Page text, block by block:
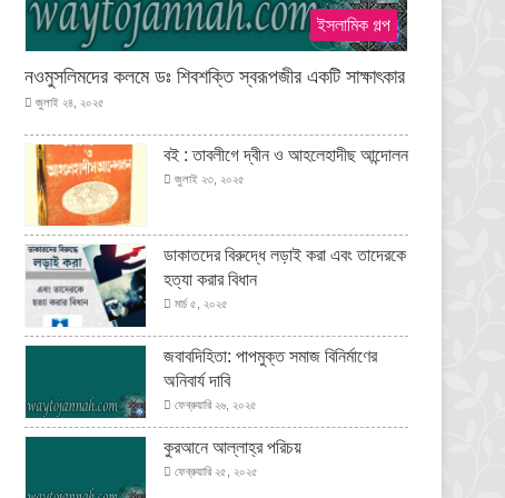
ইসলামিক গল্প
নওমুসলিমদের কলমে ডঃ শিবশক্তি স্বরূপজীর একটি সাক্ষাৎকার
জুলাই ২৪, ২০২৫
বই : তাবলীগে দ্বীন ও আহলেহাদীছ আন্দোলন
জুলাই ২৩, ২০২৫
ডাকাতদের বিরুদ্ধে লড়াই করা এবং তাদেরকে
হত্যা করার বিধান
মার্চ ৫, ২০২৫
জবাবদিহিতা: পাপমুক্ত সমাজ বিনির্মাণের
অনিবার্য দাবি
ফেব্রুয়ারি ২৬, ২০২৫
কুরআনে আল্লাহ্‌র পরিচয়
ফেব্রুয়ারি ২৫, ২০২৫